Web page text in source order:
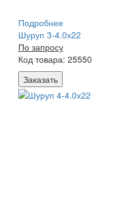
Подробнее
Шуруп 3-4.0х22
По запросу
Код товара: 25550
Заказать